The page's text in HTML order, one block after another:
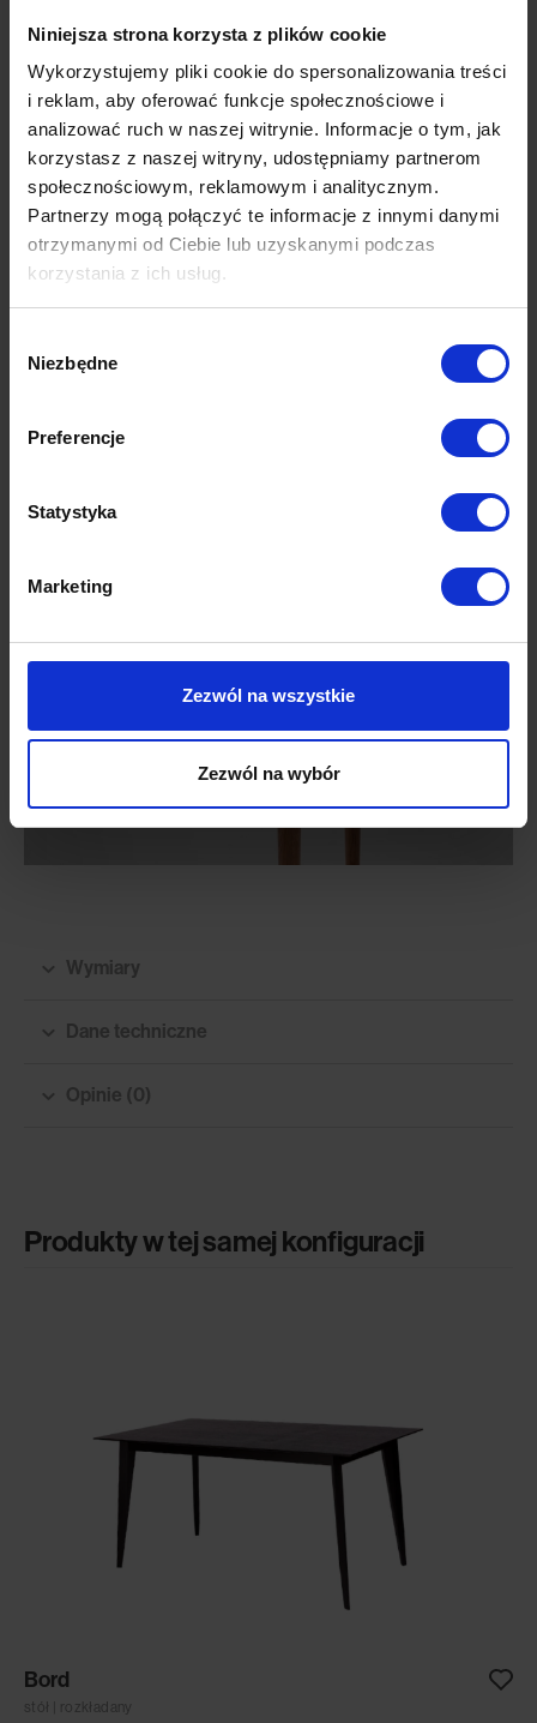
Niniejsza strona korzysta z plików cookie
Wykorzystujemy pliki cookie do spersonalizowania treści
i reklam, aby oferować funkcje społecznościowe i
analizować ruch w naszej witrynie. Informacje o tym, jak
korzystasz z naszej witryny, udostępniamy partnerom
społecznościowym, reklamowym i analitycznym.
Partnerzy mogą połączyć te informacje z innymi danymi
otrzymanymi od Ciebie lub uzyskanymi podczas
korzystania z ich usług.
zgody
Niezbędne
Preferencje
Statystyka
Marketing
Zezwól na wszystkie
Zezwól na wybór
Informacja odnośnie dostawek do rozkładania stołu
Wkłady muszą być przechowywane poza stołem.
Wymiary
Dane techniczne
Opinie (0)
Produkty w tej samej konfiguracji
Bord
stół | rozkładany